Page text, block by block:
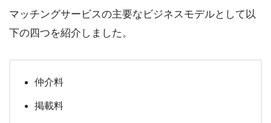
マッチングサービスの主要なビジネスモデルとして以
下の四つを紹介しました。
仲介料
掲載料